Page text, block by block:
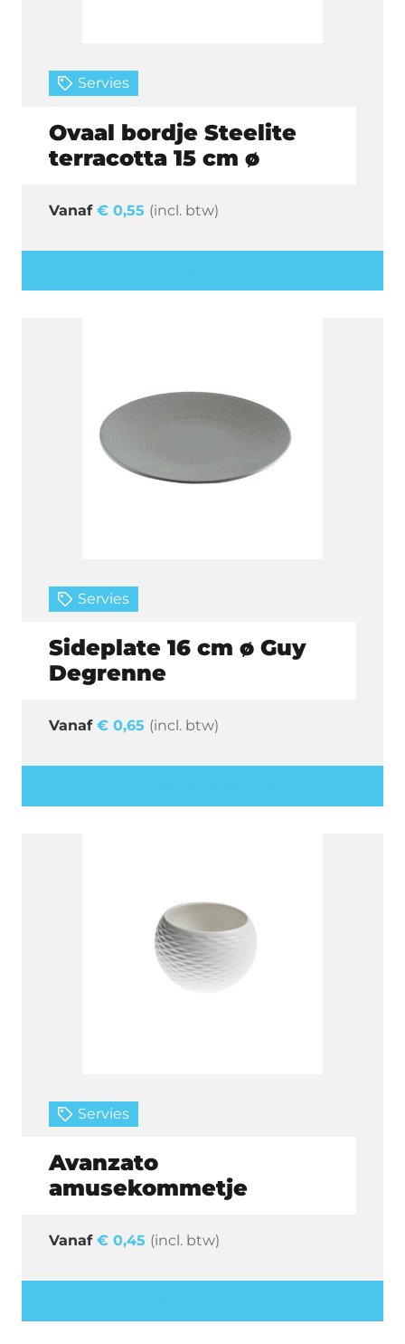
Servies
Ovaal bordje Steelite
terracotta 15 cm ø
€ 0,55 (incl. btw)
Servies
Sideplate 16 cm ø Guy
Degrenne
€ 0,65 (incl. btw)
Servies
Avanzato
amusekommetje
€ 0,45 (incl. btw)